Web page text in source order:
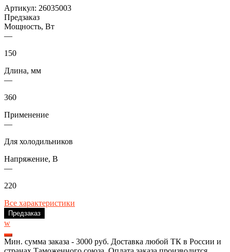
Артикул: 26035003
Предзаказ
Мощность, Вт
—
150
Длина, мм
—
360
Применение
—
Для холодильников
Напряжение, В
—
220
Все характеристики
Предзаказ
w
Мин. сумма заказа - 3000 руб. Доставка любой ТК в России и